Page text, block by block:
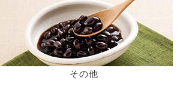
その他